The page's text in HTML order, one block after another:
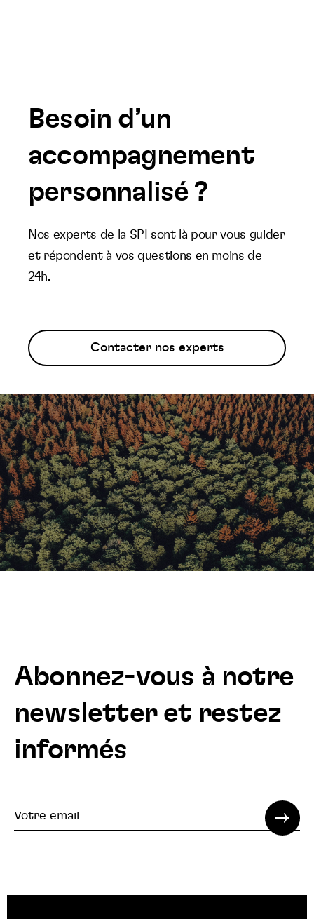
Besoin d’un
accompagnement
personnalisé ?
Nos experts de la SPI sont là pour vous guider
et répondent à vos questions en moins de
24h.
Contacter nos experts
Abonnez-vous à notre
newsletter et restez
informés
Votre